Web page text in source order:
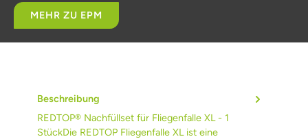
MEHR ZU EPM
Beschreibung
REDTOP® Nachfüllset für Fliegenfalle XL - 1
StückDie REDTOP Fliegenfalle XL ist eine